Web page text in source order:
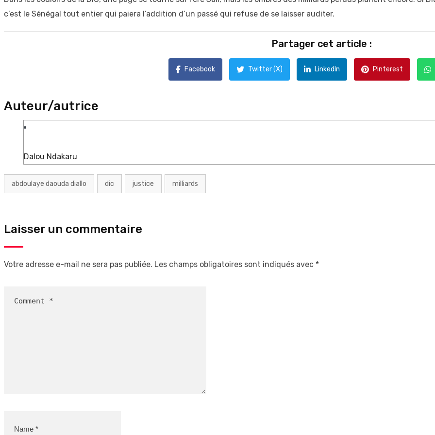
c’est le Sénégal tout entier qui paiera l’addition d’un passé qui refuse de se laisser auditer.
Partager cet article :
Facebook Twitter (X) LinkedIn Pinterest
Auteur/autrice
Dalou Ndakaru
abdoulaye daouda diallo dic justice milliards
Laisser un commentaire
Votre adresse e-mail ne sera pas publiée. Les champs obligatoires sont indiqués avec *